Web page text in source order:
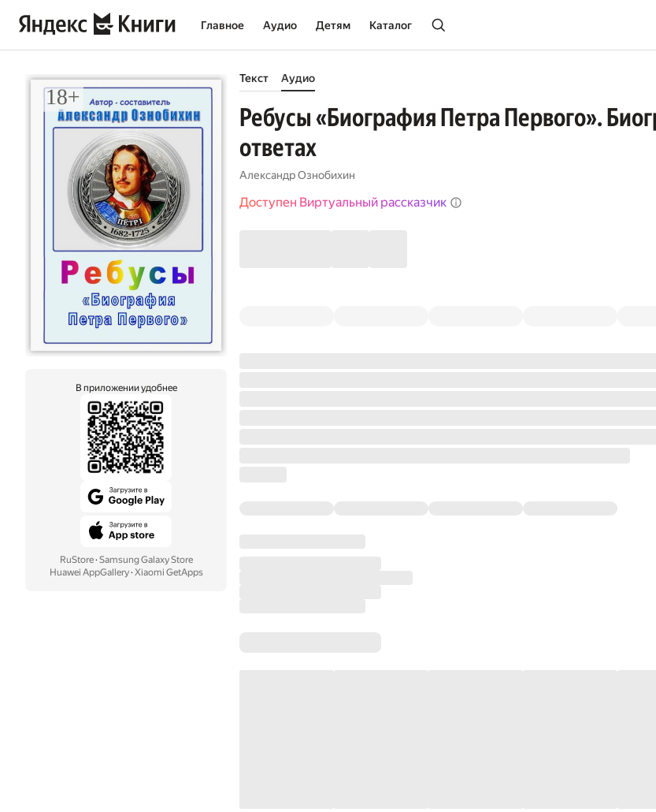
Главное Аудио Детям Каталог
В приложении удобнее
RuStore· Samsung Galaxy Store
Huawei AppGallery· Xiaomi GetApps
Текст Аудио
Ребусы «Биография Петра Первого».
ответах
Александр Ознобихин
Доступен Виртуальный рассказчик